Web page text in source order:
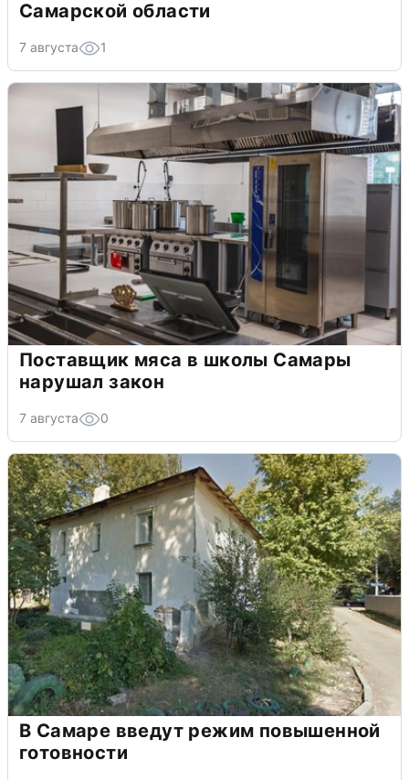
Самарской области
7 августа 1
Поставщик мяса в школы Самары
нарушал закон
7 августа 0
В Самаре введут режим повышенной
готовности